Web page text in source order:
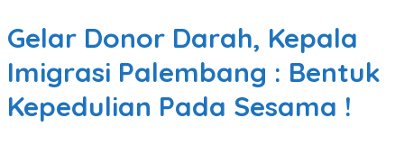
Gelar Donor Darah, Kepala
Imigrasi Palembang : Bentuk
Kepedulian Pada Sesama !